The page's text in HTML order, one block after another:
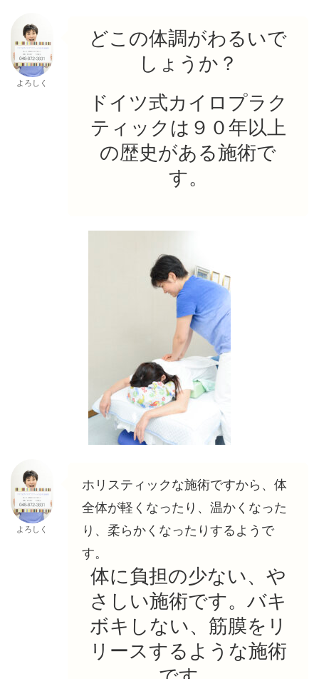
よろしく
どこの体調がわるいで
しょうか？
ドイツ式カイロプラク
ティックは９０年以上
の歴史がある施術で
す。
よろしく
ホリスティックな施術ですから、体
全体が軽くなったり、温かくなった
り、柔らかくなったりするようで
す。
体に負担の少ない、や
さしい施術です。バキ
ボキしない、筋膜をリ
リースするような施術